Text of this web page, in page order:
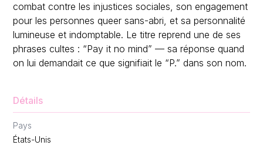
combat contre les injustices sociales, son engagement
pour les personnes queer sans-abri, et sa personnalité
lumineuse et indomptable. Le titre reprend une de ses
phrases cultes : “Pay it no mind” — sa réponse quand
on lui demandait ce que signifiait le “P.” dans son nom.
Détails
Pays
États-Unis